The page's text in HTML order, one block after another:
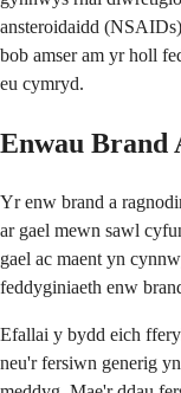
ansteroidaidd
bob amser am yr holl
eu cymryd.
Enwau Brand
Yr enw brand a
ar gael mewn sawl
gael ac maent yn
feddyginiaeth enw
Efallai y bydd eich
neu'r fersiwn generig